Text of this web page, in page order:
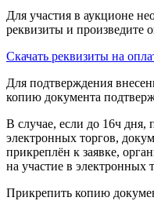
Для участия в аукционе
реквизиты и произведите
Скачать реквизиты на
Для подтверждения
копию документа
В случае, если до 16ч
электронных торгов,
прикреплён к заявке,
на участие в электронных
Прикрепить копию